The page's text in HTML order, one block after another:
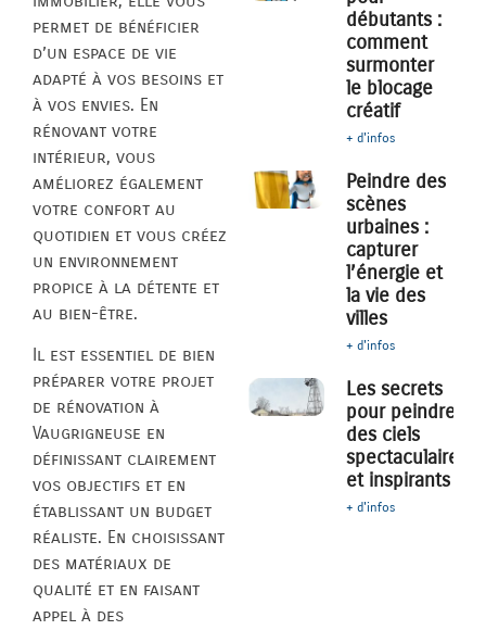
permet de bénéficier
d’un espace de vie
adapté à vos besoins et
à vos envies. En
rénovant votre
intérieur, vous
améliorez également
votre confort au
quotidien et vous créez
un environnement
propice à la détente et
au bien-être.
Il est essentiel de bien
préparer votre projet
de rénovation à
Vaugrigneuse en
définissant clairement
vos objectifs et en
établissant un budget
réaliste. En choisissant
des matériaux de
qualité et en faisant
appel à des
débutants :
comment
surmonter
le blocage
créatif
+ d'infos
Peindre des
scènes
urbaines :
capturer
l’énergie et
la vie des
villes
+ d'infos
Les secrets
pour peindre
des ciels
spectaculaires
et inspirants
+ d'infos